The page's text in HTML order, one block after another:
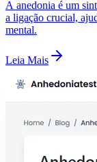
A anedonia é um
a ligação crucial,
mental.
Leia Mais